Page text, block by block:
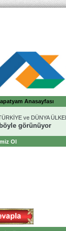
Anasayfası
ve DÜNYA
görünüyor
Ol